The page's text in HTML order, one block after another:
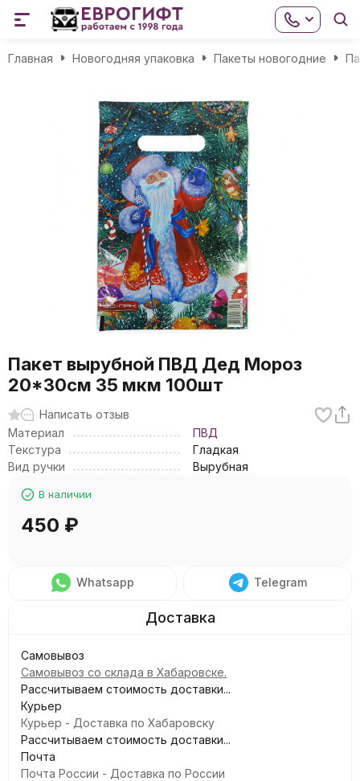
Главная Новогодняя упаковка Пакеты новогодние
Пакет вырубной ПВД Дед Мороз
20*30см 35 мкм 100шт
Написать отзыв
Материал
ПВД
Текстура
Гладкая
Вид ручки
Вырубная
В наличии
450 ₽
Whatsapp Telegram
Самовывоз
Самовывоз со склада в Хабаровске.
Рассчитываем стоимость доставки...
Курьер
Курьер - Доставка по Хабаровску
Рассчитываем стоимость доставки...
Почта
Почта России - Доставка по России